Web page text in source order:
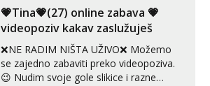
vjeruj mi, takve još nisi vidio. Uvijek sam
spremna za ONLOINE zabavu...
💗Tina💗(27) online zabava 💗
videopoziv kakav zaslužuješ
❌NE RADIM NIŠTA UŽIVO❌ Možemo
se zajedno zabaviti preko videopoziva.
😉 Nudim svoje gole slikice i razne